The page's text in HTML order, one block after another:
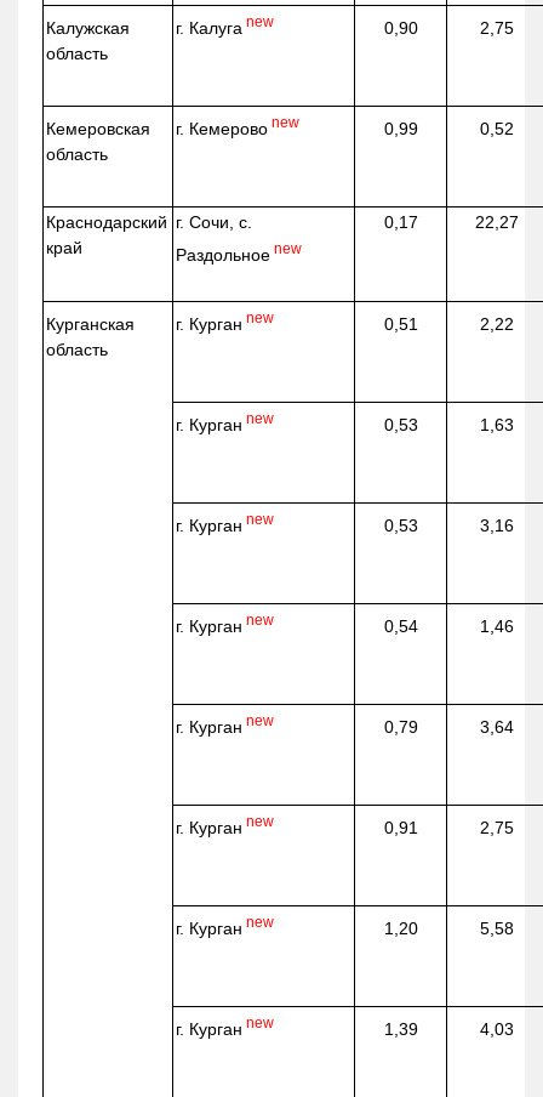
Калужская
область
г. Калуга new 0,90 2,75
Кемеровская
область
г. Кемерово new 0,99 0,52
Краснодарский
край
г. Сочи, с.
Раздольное new
0,17 22,27
Курганская
область
г. Курган new 0,51 2,22
г. Курган new 0,53 1,63
г. Курган new 0,53 3,16
г. Курган new 0,54 1,46
г. Курган new 0,79 3,64
г. Курган new 0,91 2,75
г. Курган new 1,20 5,58
г. Курган new 1,39 4,03